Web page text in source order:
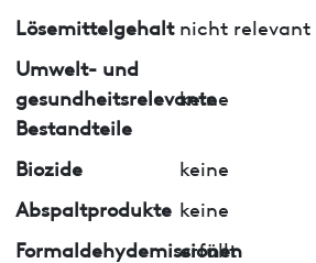
Lösemittelgehalt nicht relevant
Umwelt- und
gesundheitsrelevante
Bestandteile
keine
Biozide
keine
Abspaltprodukte keine
Formaldehydemissionen
erfüllt